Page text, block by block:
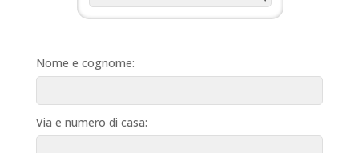
Nome e cognome:
Via e numero di casa: